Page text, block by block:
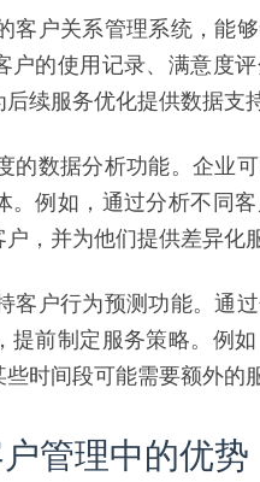
客户关系管理系统，能
户的使用记录、满意度
续服务优化提供数据支持
的数据分析功能。企业
。例如，通过分析不同
，并为他们提供差异化
客户行为预测功能。通
提前制定服务策略。例
时间段可能需要额外的
管理中的优势